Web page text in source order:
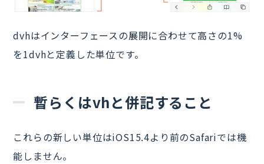
dvhはインターフェースの展開に合わせて高さの1%
を1dvhと定義した単位です。
暫らくはvhと併記すること
これらの新しい単位はiOS15.4より前のSafariでは機
能しません。